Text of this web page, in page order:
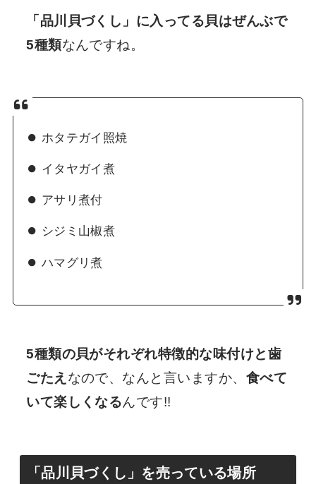
「品川貝づくし」に入ってる貝はぜんぶで
5種類なんですね。
ホタテガイ照焼
イタヤガイ煮
アサリ煮付
シジミ山椒煮
ハマグリ煮
5種類の貝がそれぞれ特徴的な味付けと歯
ごたえ なので、なんと言いますか、 食べて
いて楽しくなるんです!!
「品川貝づくし」を売っている場所